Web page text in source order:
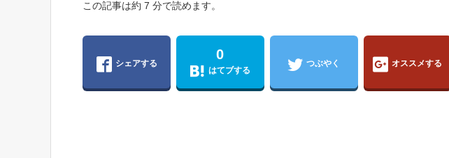
この記事は約 7 分で読めます。
シェアする
0
はてブする
つぶやく オススメする